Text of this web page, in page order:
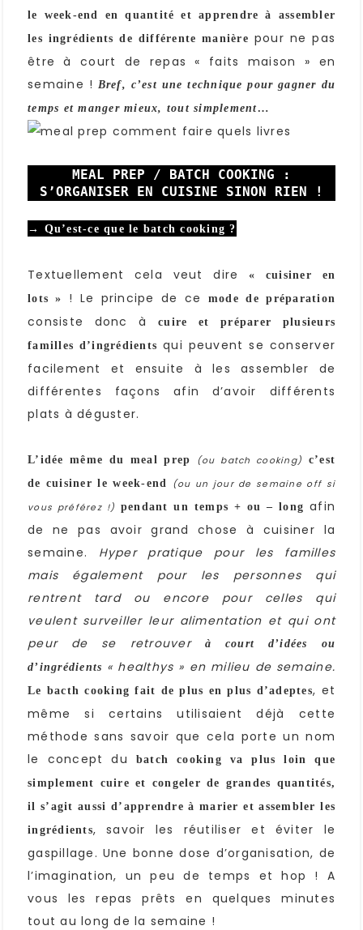
le week-end en quantité et apprendre à assembler
les ingrédients de différente manière pour ne pas
être à court de repas « faits maison » en
semaine ! Bref, c’est une technique pour gagner du
temps et manger mieux, tout simplement…
MEAL PREP / BATCH COOKING :
S’ORGANISER EN CUISINE SINON RIEN !
→ Qu’est-ce que le batch cooking ?
Textuellement cela veut dire
« cuisiner en
lots »
! Le principe de ce mode de préparation
consiste donc à
cuire et préparer plusieurs
familles d’ingrédients qui peuvent se conserver
facilement et ensuite à les assembler de
différentes façons afin d’avoir différents
plats à déguster.
L’idée même du meal prep (ou batch cooking) c’est
de cuisiner le week-end (ou un jour de semaine off si
vous préférez !) pendant un temps + ou – long afin
de ne pas avoir grand chose à cuisiner la
semaine. Hyper pratique pour les familles
mais également pour les personnes qui
rentrent tard ou encore pour celles qui
veulent surveiller leur alimentation et qui ont
peur de se retrouver
à court d’idées ou
d’ingrédients « healthys » en milieu de semaine.
Le bacth cooking fait de plus en plus d’adeptes, et
même si certains utilisaient déjà cette
méthode sans savoir que cela porte un nom
le concept du
batch cooking va plus loin que
simplement cuire et congeler de grandes quantités,
il s’agit aussi d’apprendre à marier et assembler les
ingrédients, savoir les réutiliser et éviter le
gaspillage. Une bonne dose d’organisation, de
l’imagination, un peu de temps et hop ! A
vous les repas prêts en quelques minutes
tout au long de la semaine !